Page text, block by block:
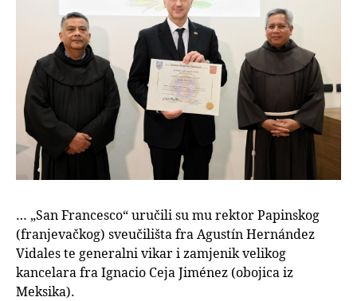
… „San Francesco“ uručili su mu rektor Papinskog
(franjevačkog) sveučilišta fra Agustín Hernández
Vidales te generalni vikar i zamjenik velikog
kancelara fra Ignacio Ceja Jiménez (obojica iz
Meksika).